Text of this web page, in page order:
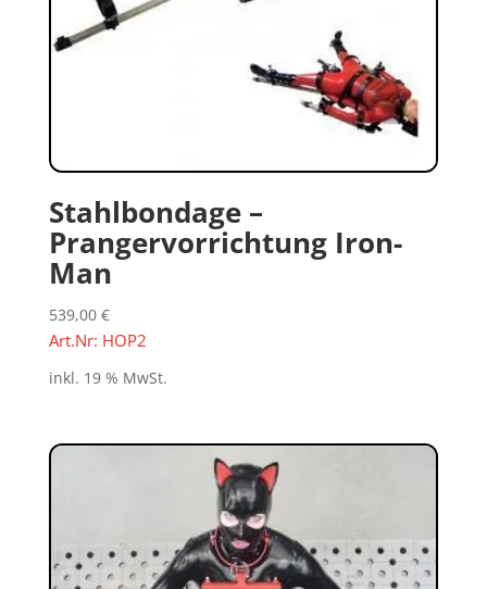
Stahlbondage –
Prangervorrichtung Iron-
Man
539,00 €
Art.Nr: HOP2
inkl. 19 % MwSt.